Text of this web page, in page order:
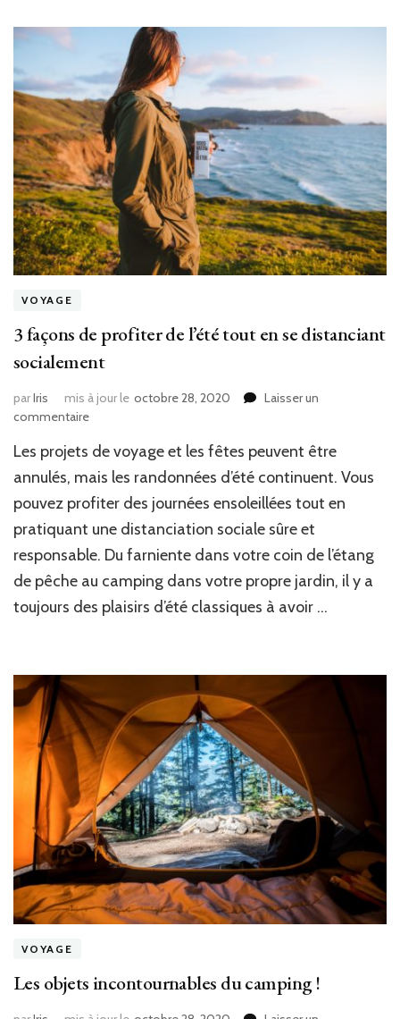
VOYAGE
3 façons de profiter de l’été tout en se distanciant
socialement
parIris mis à jour le octobre 28, 2020
Laisser un
commentairesur
façons
de
de
l’été
tout
se
distanciant
Les projets de voyage et les fêtes peuvent être
annulés, mais les randonnées d’été continuent. Vous
pouvez profiter des journées ensoleillées tout en
pratiquant une distanciation sociale sûre et
responsable. Du farniente dans votre coin de l’étang
de pêche au camping dans votre propre jardin, il y a
toujours des plaisirs d’été classiques à avoir …
VOYAGE
Les objets incontournables du camping !